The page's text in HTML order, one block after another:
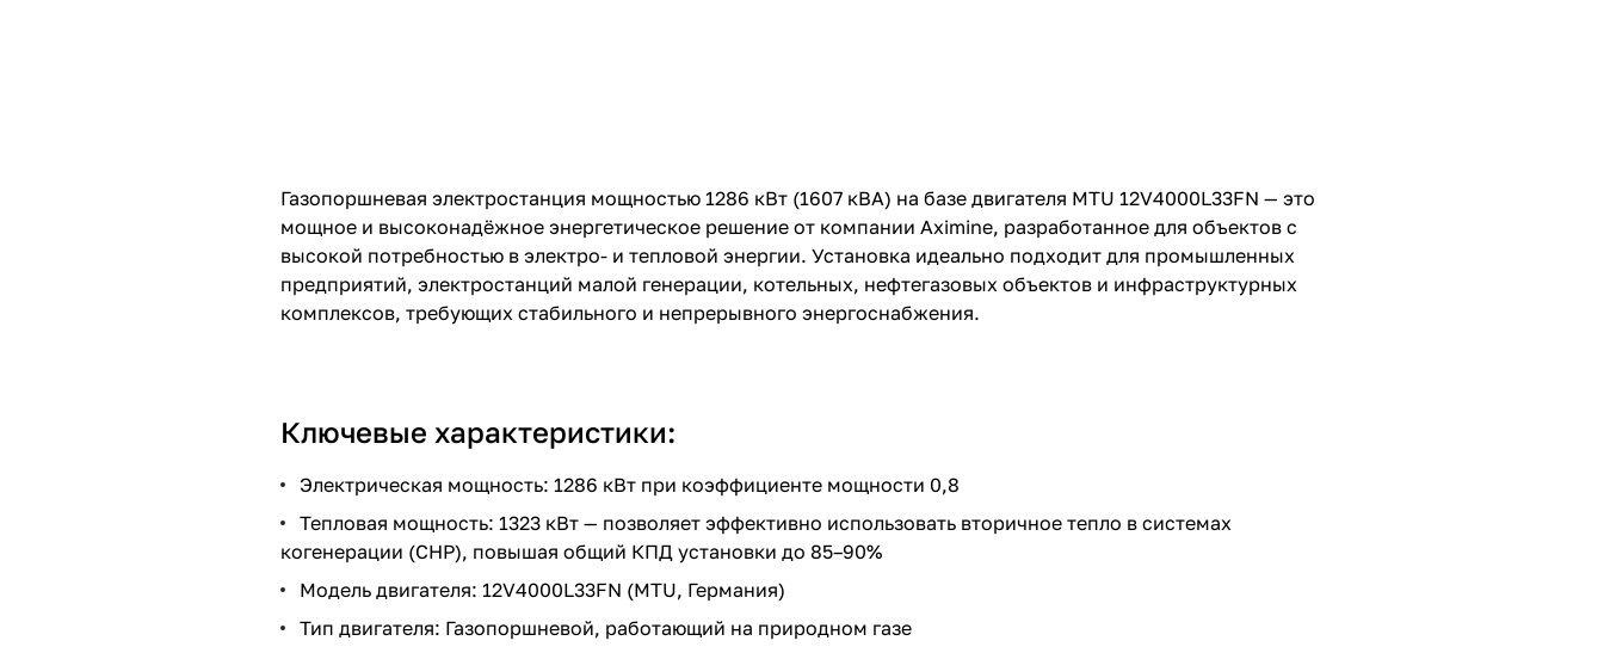
Газопоршневая электростанция мощностью 1286 кВт (1607 кВА) на базе двигателя MTU 12V4000L33FN — это
мощное и высоконадёжное энергетическое решение от компании Aximine, разработанное для объектов с
высокой потребностью в электро- и тепловой энергии. Установка идеально подходит для промышленных
предприятий, электростанций малой генерации, котельных, нефтегазовых объектов и инфраструктурных
комплексов, требующих стабильного и непрерывного энергоснабжения.
Ключевые характеристики:
Электрическая мощность: 1286 кВт при коэффициенте мощности 0,8
Тепловая мощность: 1323 кВт — позволяет эффективно использовать вторичное тепло в системах
когенерации (CHP), повышая общий КПД установки до 85–90%
Модель двигателя: 12V4000L33FN (MTU, Германия)
Тип двигателя: Газопоршневой, работающий на природном газе